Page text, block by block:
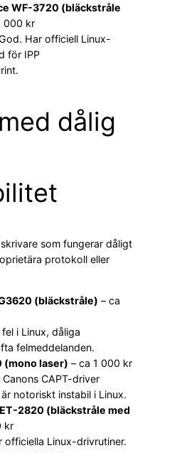
WF-3720 (bläckstråle
000 kr
Har officiell Linux-
för IPP
dålig
som fungerar dåligt
protokoll eller
(bläckstråle) – ca
fel i Linux, dåliga
felmeddelanden.
(mono laser) – ca 1 000 kr
Canons CAPT-driver
notoriskt instabil i Linux.
2820 (bläckstråle med
kr
officiella Linux-drivrutiner.